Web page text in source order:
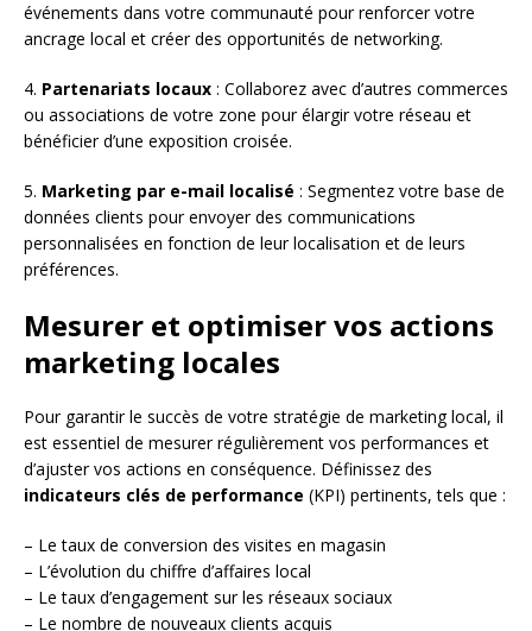
événements dans votre communauté pour renforcer votre
ancrage local et créer des opportunités de networking.
4. Partenariats locaux : Collaborez avec d’autres commerces
ou associations de votre zone pour élargir votre réseau et
bénéficier d’une exposition croisée.
5. Marketing par e-mail localisé : Segmentez votre base de
données clients pour envoyer des communications
personnalisées en fonction de leur localisation et de leurs
préférences.
Mesurer et optimiser vos actions
marketing locales
Pour garantir le succès de votre stratégie de marketing local, il
est essentiel de mesurer régulièrement vos performances et
d’ajuster vos actions en conséquence. Définissez des
indicateurs clés de performance (KPI) pertinents, tels que :
– Le taux de conversion des visites en magasin
– L’évolution du chiffre d’affaires local
– Le taux d’engagement sur les réseaux sociaux
– Le nombre de nouveaux clients acquis